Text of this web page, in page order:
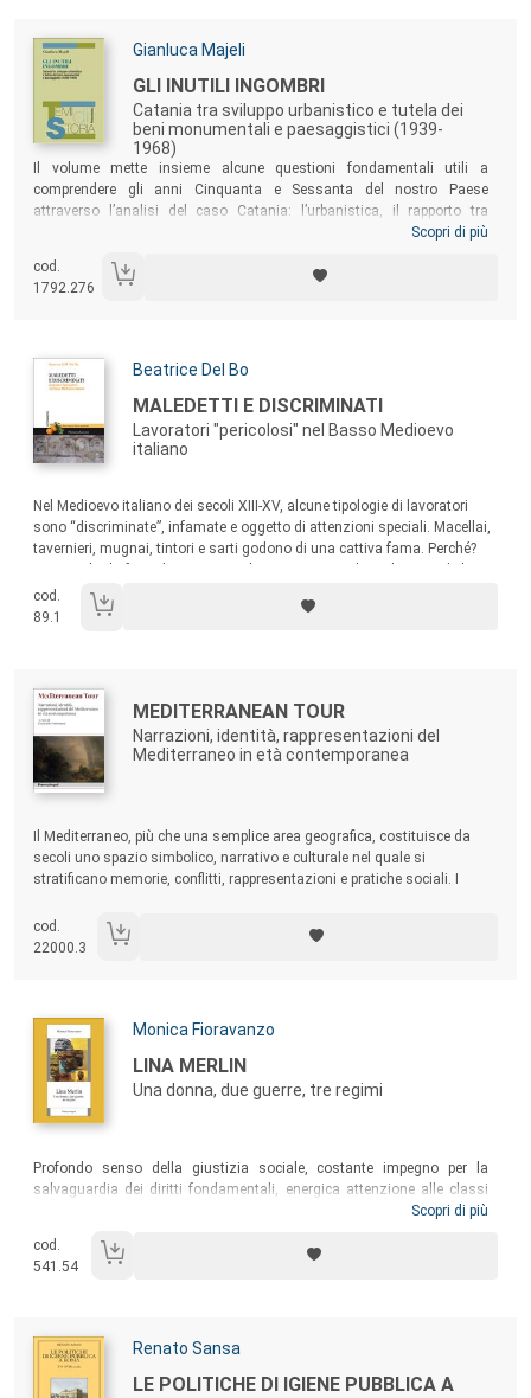
Autori:
Gianluca Majeli
Titolo:
GLI INUTILI INGOMBRI
Catania tra sviluppo urbanistico e tutela dei
beni monumentali e paesaggistici (1939-
1968)
Sommario:
Il volume mette insieme alcune questioni fondamentali utili a
comprendere gli anni Cinquanta e Sessanta del nostro Paese
attraverso l’analisi del caso Catania: l’urbanistica, il rapporto tra
pubblico e privato, la tutela paesaggistica e monumentale, il ruolo delle
Il caso Catania rappresenta l’esempio di un Paese privo di norme
adeguate all’entità dei processi in atto, in cui le leggi di tutela del
imponenti e rapidissimi.
Scopri di più
cod.
1792.276
Autori:
Beatrice Del Bo
Titolo:
MALEDETTI E DISCRIMINATI
Lavoratori "pericolosi" nel Basso Medioevo
italiano
Nel Medioevo italiano dei secoli XIII-XV, alcune tipologie di lavoratori
sono “discriminate”, infamate e oggetto di attenzioni speciali. Macellai,
tavernieri, mugnai, tintori e sarti godono di una cattiva fama. Perché?
giudiziarie, notarili e iconografiche –, questo libro vuole fornire nuove
risposte rispetto alla storiografia che si è occupata di questo tema.
cod.
89.1
Autori:
Titolo:
MEDITERRANEAN TOUR
Narrazioni, identità, rappresentazioni del
Mediterraneo in età contemporanea
Il Mediterraneo, più che una semplice area geografica, costituisce da
secoli uno spazio simbolico, narrativo e culturale nel quale si
stratificano memorie, conflitti, rappresentazioni e pratiche sociali. I
siano semplicemente dati, ma costantemente costruiti e ricostruiti
attraverso racconti, immagini, pratiche turistiche e dispositivi mediali.
cod.
22000.3
Autori:
Monica Fioravanzo
Titolo:
LINA MERLIN
Una donna, due guerre, tre regimi
Profondo senso della giustizia sociale, costante impegno per la
salvaguardia dei diritti fondamentali, energica attenzione alle classi
subalterne e assidua azione a tutela di donne e fanciulli, individuati
caratteristiche della sfaccettata personalità di Lina Merlin, che esercitò
un ruolo cruciale nella rinascita dell’Italia stravolta dalla seconda
culturale, umana e civile evidenziata in questo libro.
Scopri di più
cod.
541.54
Autori:
Renato Sansa
Titolo:
LE POLITICHE DI IGIENE PUBBLICA A